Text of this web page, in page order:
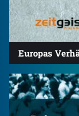
Europas